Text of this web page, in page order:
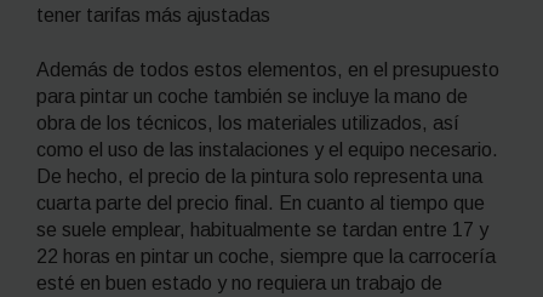
tener tarifas más ajustadas
Además de todos estos elementos, en el presupuesto
para pintar un coche también se incluye la mano de
obra de los técnicos, los materiales utilizados, así
como el uso de las instalaciones y el equipo necesario.
De hecho, el precio de la pintura solo representa una
cuarta parte del precio final. En cuanto al tiempo que
se suele emplear, habitualmente se tardan entre 17 y
22 horas en pintar un coche, siempre que la carrocería
esté en buen estado y no requiera un trabajo de